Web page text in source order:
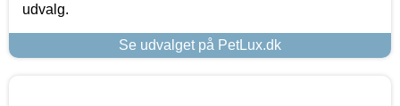
udvalg.
Se udvalget på PetLux.dk